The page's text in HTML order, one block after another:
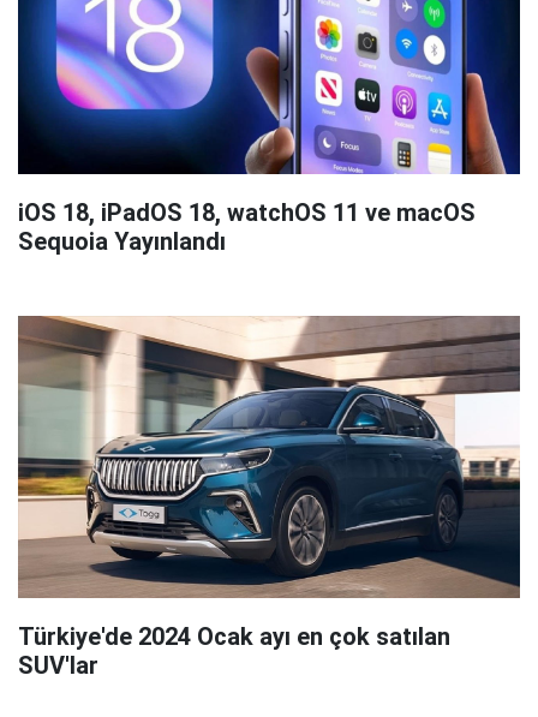
iOS 18, iPadOS 18, watchOS 11 ve macOS
Sequoia Yayınlandı
Türkiye'de 2024 Ocak ayı en çok satılan
SUV'lar